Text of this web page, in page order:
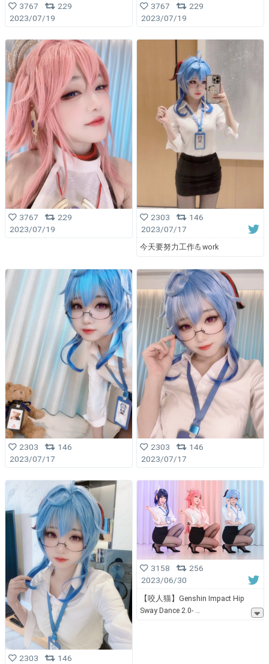
3767
229
2023/07/19
3767
229
2023/07/19
3767
229
2023/07/19
2303
146
2023/07/17
今天要努力工作💪work
2303
146
2023/07/17
2303
146
2023/07/17
2303 146
3158
256
2023/06/30
【咬人猫】Genshin Impact Hip
Sway Dance 2.0-